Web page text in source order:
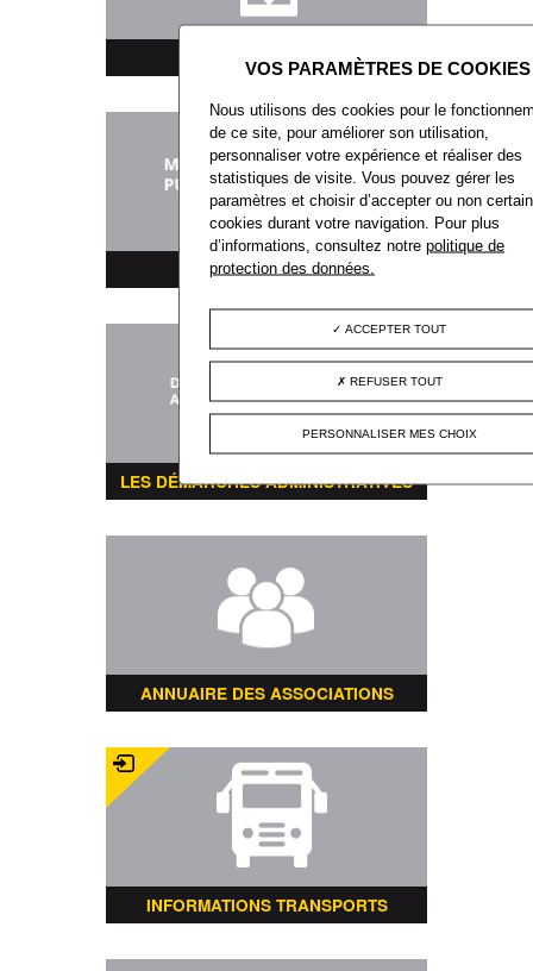
TÉLÉCHARGEMENT
MARCHÉS PUBLICS
LES DÉMARCHES ADMINISTRATIVES
ANNUAIRE DES ASSOCIATIONS
INFORMATIONS TRANSPORTS
Nous utilisons des cookies pour le
de ce site, pour améliorer son utilisation,
personnaliser votre expérience et réaliser des
statistiques de visite. Vous pouvez gérer les
paramètres et choisir d’accepter ou non
cookies durant votre navigation. Pour plus
d’informations, consultez notrepolitique de
protection des données.
ACCEPTER TOUT
REFUSER TOUT
PERSONNALISER MES CHOIX